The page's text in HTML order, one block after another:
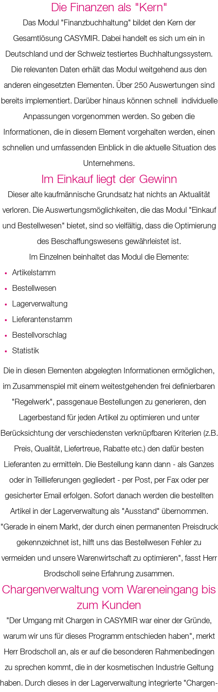
Die Finanzen als "Kern"
Das Modul "Finanzbuchhaltung" bildet den Kern der
Gesamtlösung CASYMIR. Dabei handelt es sich um ein in
Deutschland und der Schweiz testiertes Buchhaltungssystem.
Die relevanten Daten erhält das Modul weitgehend aus den
anderen eingesetzten Elementen. Über 250 Auswertungen sind
bereits implementiert. Darüber hinaus können schnell individuelle
Anpassungen vorgenommen werden. So geben die
Informationen, die in diesem Element vorgehalten werden, einen
schnellen und umfassenden Einblick in die aktuelle Situation des
Unternehmens.
Im Einkauf liegt der Gewinn
Dieser alte kaufmännische Grundsatz hat nichts an Aktualität
verloren. Die Auswertungsmöglichkeiten, die das Modul "Einkauf
und Bestellwesen" bietet, sind so vielfältig, dass die Optimierung
des Beschaffungswesens gewährleistet ist.
Im Einzelnen beinhaltet das Modul die Elemente:
Artikelstamm
Bestellwesen
Lagerverwaltung
Lieferantenstamm
Bestellvorschlag
Statistik
Die in diesen Elementen abgelegten Informationen ermöglichen,
im Zusammenspiel mit einem weitestgehenden frei definierbaren
"Regelwerk", passgenaue Bestellungen zu generieren, den
Lagerbestand für jeden Artikel zu optimieren und unter
Berücksichtung der verschiedensten verknüpfbaren Kriterien (z.B.
Preis, Qualität, Liefertreue, Rabatte etc.) den dafür besten
Lieferanten zu ermitteln. Die Bestellung kann dann - als Ganzes
oder in Teillieferungen gegliedert - per Post, per Fax oder per
gesicherter Email erfolgen. Sofort danach werden die bestellten
Artikel in der Lagerverwaltung als "Ausstand" übernommen.
"Gerade in einem Markt, der durch einen permanenten Preisdruck
gekennzeichnet ist, hilft uns das Bestellwesen Fehler zu
vermeiden und unsere Warenwirtschaft zu optimieren", fasst Herr
Brodscholl seine Erfahrung zusammen.
Chargenverwaltung vom Wareneingang bis
zum Kunden
"Der Umgang mit Chargen in CASYMIR war einer der Gründe,
warum wir uns für dieses Programm entschieden haben", merkt
Herr Brodscholl an, als er auf die besonderen Rahmenbedingen
zu sprechen kommt, die in der kosmetischen Industrie Geltung
haben. Durch dieses in der Lagerverwaltung integrierte "Chargen-